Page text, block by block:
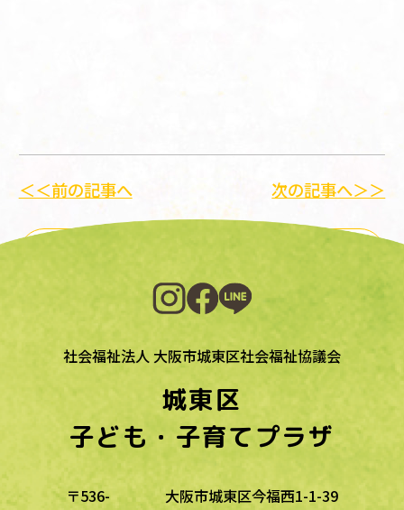
＜＜前の記事へ
一覧に戻る
次の記事へ＞＞
社会福祉法人 大阪市城東区社会福祉協議会
城東区
子ども・子育てプラザ
〒536-
大阪市城東区今福西1-1-39